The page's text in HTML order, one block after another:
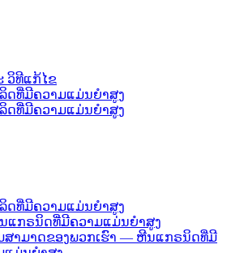
ວິທີແກ້ໄຂ
ດທີ່ມີຄວາມແມ່ນຍໍາສູງ
ດທີ່ມີຄວາມແມ່ນຍໍາສູງ
ດທີ່ມີຄວາມແມ່ນຍໍາສູງ
ແກຣນິດທີ່ມີຄວາມແມ່ນຍຳສູງ
ສາມາດຂອງພວກເຮົາ — ຫີນແກຣນິດທີ່ມີ